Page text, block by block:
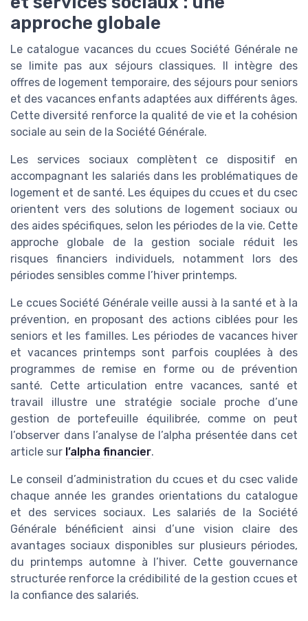
approche globale
Le catalogue vacances du ccues Société Générale ne
se limite pas aux séjours classiques. Il intègre des
offres de logement temporaire, des séjours pour seniors
et des vacances enfants adaptées aux différents âges.
Cette diversité renforce la qualité de vie et la cohésion
sociale au sein de la Société Générale.
Les services sociaux complètent ce dispositif en
accompagnant les salariés dans les problématiques de
logement et de santé. Les équipes du ccues et du csec
orientent vers des solutions de logement sociaux ou
des aides spécifiques, selon les périodes de la vie. Cette
approche globale de la gestion sociale réduit les
risques financiers individuels, notamment lors des
périodes sensibles comme l’hiver printemps.
Le ccues Société Générale veille aussi à la santé et à la
prévention, en proposant des actions ciblées pour les
seniors et les familles. Les périodes de vacances hiver
et vacances printemps sont parfois couplées à des
programmes de remise en forme ou de prévention
santé. Cette articulation entre vacances, santé et
travail illustre une stratégie sociale proche d’une
gestion de portefeuille équilibrée, comme on peut
l’observer dans l’analyse de l’alpha présentée dans cet
article sur l’alpha financier.
Le conseil d’administration du ccues et du csec valide
chaque année les grandes orientations du catalogue
et des services sociaux. Les salariés de la Société
Générale bénéficient ainsi d’une vision claire des
avantages sociaux disponibles sur plusieurs périodes,
du printemps automne à l’hiver. Cette gouvernance
structurée renforce la crédibilité de la gestion ccues et
la confiance des salariés.